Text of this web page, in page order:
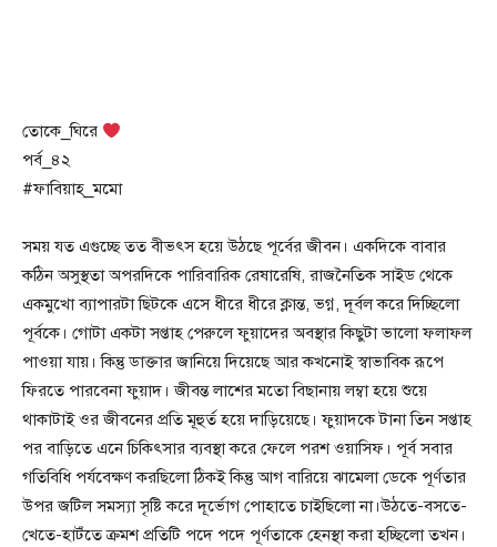
তোকে_ঘিরে
পর্ব_৪২
#ফাবিয়াহ্_মমো
সময় যত এগুচ্ছে তত বীভৎস হয়ে উঠছে পূর্বের জীবন। একদিকে বাবার
কঠিন অসুস্থতা অপরদিকে পারিবারিক রেষারেষি, রাজনৈতিক সাইড থেকে
একমুখো ব্যাপারটা ছিটকে এসে ধীরে ধীরে ক্লান্ত, ভগ্ন, দূর্বল করে দিচ্ছিলো
পূর্বকে। গোটা একটা সপ্তাহ পেরুলে ফুয়াদের অবস্থার কিছুটা ভালো ফলাফল
পাওয়া যায়। কিন্তু ডাক্তার জানিয়ে দিয়েছে আর কখনোই স্বাভাবিক রূপে
ফিরতে পারবেনা ফুয়াদ। জীবন্ত লাশের মতো বিছানায় লম্বা হয়ে শুয়ে
থাকাটাই ওর জীবনের প্রতি মূহুর্ত হয়ে দাড়িয়েছে। ফুয়াদকে টানা তিন সপ্তাহ
পর বাড়িতে এনে চিকিৎসার ব্যবস্থা করে ফেলে পরশ ওয়াসিফ। পূর্ব সবার
গতিবিধি পর্যবেক্ষণ করছিলো ঠিকই কিন্তু আগ বারিয়ে ঝামেলা ডেকে পূর্ণতার
উপর জটিল সমস্যা সৃষ্টি করে দূর্ভোগ পোহাতে চাইছিলো না।উঠতে-বসতে-
খেতে-হাটঁতে ক্রমশ প্রতিটি পদে পদে পূর্ণতাকে হেনস্থা করা হচ্ছিলো তখন।